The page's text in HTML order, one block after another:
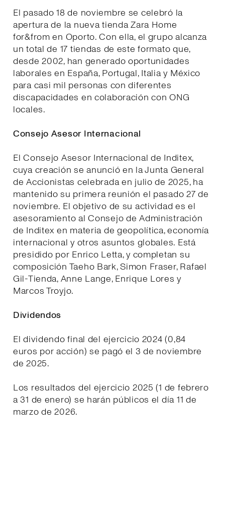
El pasado 18 de noviembre se celebró la
apertura de la nueva tienda Zara Home
for&from en Oporto. Con ella, el grupo alcanza
un total de 17 tiendas de este formato que,
desde 2002, han generado oportunidades
laborales en España, Portugal, Italia y México
para casi mil personas con diferentes
discapacidades en colaboración con ONG
locales.
Consejo Asesor Internacional
El Consejo Asesor Internacional de Inditex,
cuya creación se anunció en la Junta General
de Accionistas celebrada en julio de 2025, ha
mantenido su primera reunión el pasado 27 de
noviembre. El objetivo de su actividad es el
asesoramiento al Consejo de Administración
de Inditex en materia de geopolítica, economía
internacional y otros asuntos globales. Está
presidido por Enrico Letta, y completan su
composición Taeho Bark, Simon Fraser, Rafael
Gil-Tienda, Anne Lange, Enrique Lores y
Marcos Troyjo.
Dividendos
El dividendo final del ejercicio 2024 (0,84
euros por acción) se pagó el 3 de noviembre
de 2025.
Los resultados del ejercicio 2025 (1 de febrero
a 31 de enero) se harán públicos el día 11 de
marzo de 2026.